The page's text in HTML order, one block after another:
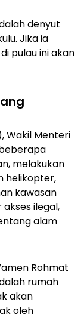
denyut
Jika ia
pulau ini akan
, Wakil Menteri
melakukan
helikopter,
kawasan
ilegal,
alam
Rohmat
rumah
akan
oleh